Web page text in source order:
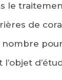
le
de